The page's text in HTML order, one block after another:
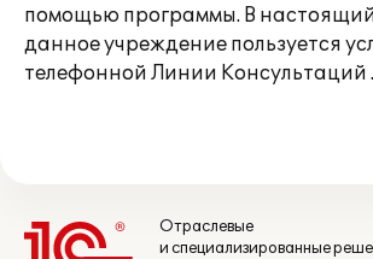
помощью программы. В
данное учреждение пользуется
телефонной Линии Консультаций .
Отраслевые
и специализированные